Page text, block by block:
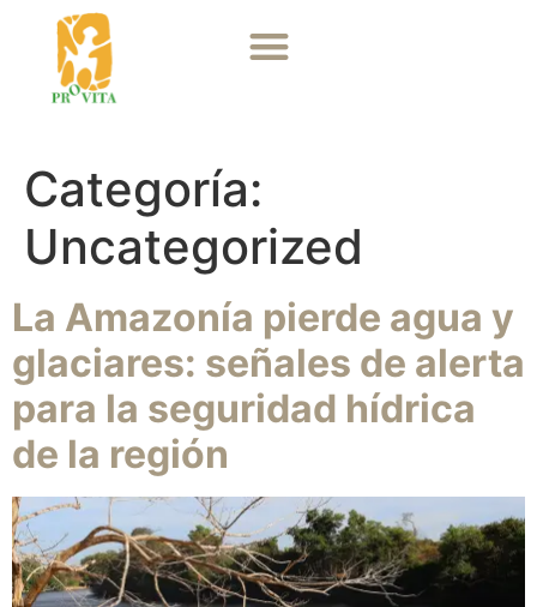
Categoría:
Uncategorized
La Amazonía pierde agua y
glaciares: señales de alerta
para la seguridad hídrica
de la región